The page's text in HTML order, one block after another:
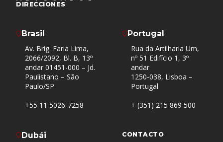
DIRECCIONES
Brasil
Av. Brig. Faria Lima,
2066/2092, Bl. B, 13º
andar 01451-000 – Jd.
Paulistano – São
Paulo/SP
+55 11 5026-7258
Portugal
Rua da Artilharia Um,
nº 51 Edifício 1, 3º
andar
1250-038, Lisboa –
Portugal
+ (351) 215 869 500
Dubái
CONTACTO